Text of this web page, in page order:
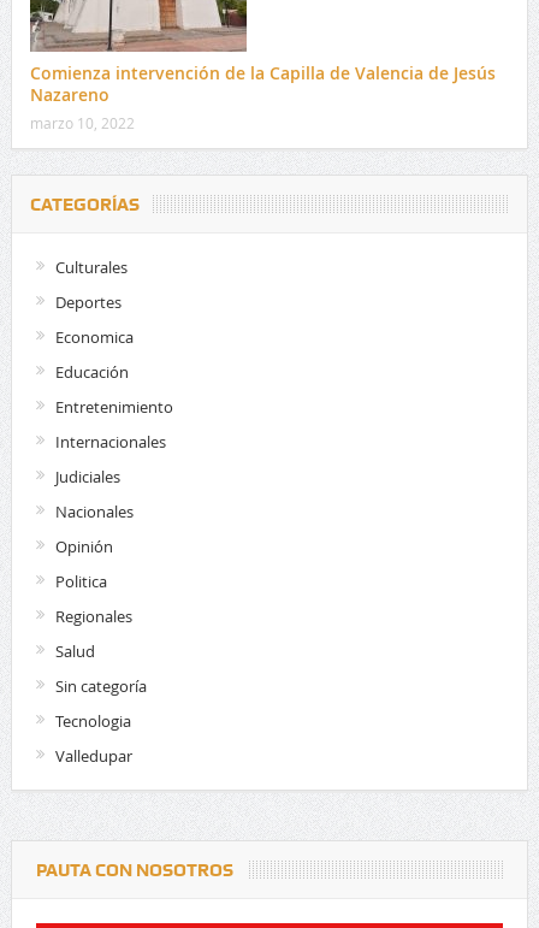
Comienza intervención de la Capilla de Valencia de Jesús
Nazareno
marzo 10, 2022
CATEGORÍAS
Culturales
Deportes
Economica
Educación
Entretenimiento
Internacionales
Judiciales
Nacionales
Opinión
Politica
Regionales
Salud
Sin categoría
Tecnologia
Valledupar
PAUTA CON NOSOTROS